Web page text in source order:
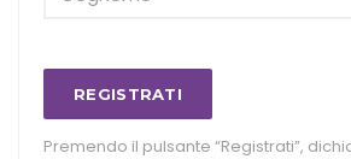
REGISTRATI
Premendo il pulsante “Registrati”,